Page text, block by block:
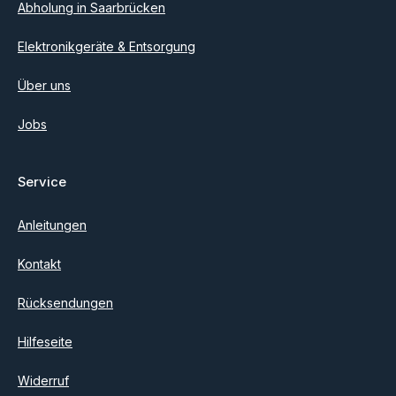
Abholung in Saarbrücken
Elektronikgeräte & Entsorgung
Über uns
Jobs
Service
Anleitungen
Kontakt
Rücksendungen
Hilfeseite
Widerruf